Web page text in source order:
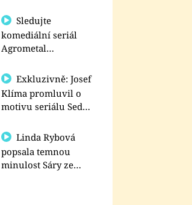
Sledujte
komediální seriál
Agrometal
prima+
Exkluzivně: Josef
Klíma promluvil o
motivu seriálu Sedm
Linda Rybová
popsala temnou
minulost Sáry ze